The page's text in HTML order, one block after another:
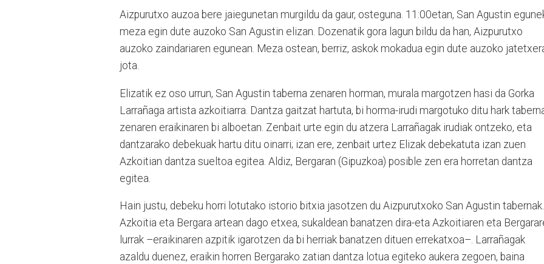
Aizpurutxo auzoa bere jaiegunetan murgildu da gaur, osteguna. 11:00etan, San Agustin
meza egin dute auzoko San Agustin elizan. Dozenatik gora lagun bildu da han, Aizpurutxo
auzoko zaindariaren egunean. Meza ostean, berriz, askok mokadua egin dute auzoko
jota.
Elizatik ez oso urrun, San Agustin taberna zenaren horman, murala margotzen hasi da Gorka
Larrañaga artista azkoitiarra. Dantza gaitzat hartuta, bi horma-irudi margotuko ditu hark
zenaren eraikinaren bi alboetan. Zenbait urte egin du atzera Larrañagak irudiak ontzeko, eta
dantzarako debekuak hartu ditu oinarri; izan ere, zenbait urtez Elizak debekatuta izan zuen
Azkoitian dantza sueltoa egitea. Aldiz, Bergaran (Gipuzkoa) posible zen era horretan dantza
egitea.
Hain justu, debeku horri lotutako istorio bitxia jasotzen du Aizpurutxoko San Agustin tabernak.
Azkoitia eta Bergara artean dago etxea, sukaldean banatzen dira-eta Azkoitiaren eta
lurrak –eraikinaren azpitik igarotzen da bi herriak banatzen dituen errekatxoa–. Larrañagak
azaldu duenez, eraikin horren Bergarako zatian dantza lotua egiteko aukera zegoen, baina